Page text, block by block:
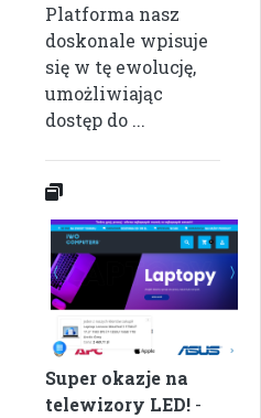
Platforma nasz
doskonale wpisuje
się w tę ewolucję,
umożliwiając
dostęp do ...
Super okazje na
telewizory LED! -